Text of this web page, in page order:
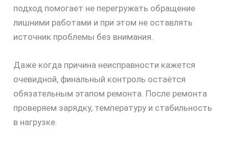
подход помогает не перегружать обращение
лишними работами и при этом не оставлять
источник проблемы без внимания.
Даже когда причина неисправности кажется
очевидной, финальный контроль остаётся
обязательным этапом ремонта. После ремонта
проверяем зарядку, температуру и стабильность
в нагрузке.